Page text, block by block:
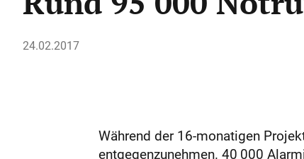
24.02.2017
Während der 16-monatigen
entgegenzunehmen. 40 000